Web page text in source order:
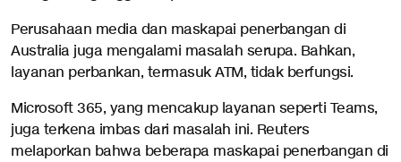
Perusahaan media dan maskapai penerbangan di
Australia juga mengalami masalah serupa. Bahkan,
layanan perbankan, termasuk ATM, tidak berfungsi.
Microsoft 365, yang mencakup layanan seperti Teams,
juga terkena imbas dari masalah ini. Reuters
melaporkan bahwa beberapa maskapai penerbangan di